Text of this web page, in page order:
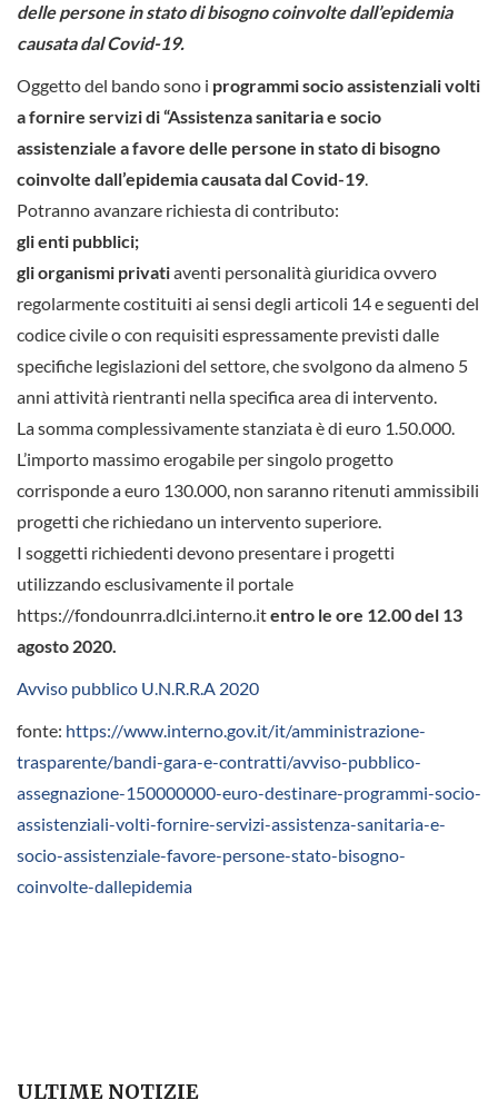
delle persone in stato di bisogno coinvolte dall’epidemia
causata dal Covid-19.
Oggetto del bando sono i programmi socio assistenziali volti
a fornire servizi di “Assistenza sanitaria e socio
assistenziale a favore delle persone in stato di bisogno
coinvolte dall’epidemia causata dal Covid-19.
Potranno avanzare richiesta di contributo:
gli enti pubblici;
gli organismi privatiaventi personalità giuridica ovvero
regolarmente costituiti ai sensi degli articoli 14 e seguenti del
codice civile o con requisiti espressamente previsti dalle
specifiche legislazioni del settore, che svolgono da almeno 5
anni attività rientranti nella specifica area di intervento.
La somma complessivamente stanziata è di euro 1.50.000.
L’importo massimo erogabile per singolo progetto
corrisponde a euro 130.000, non saranno ritenuti ammissibili
progetti che richiedano un intervento superiore.
I soggetti richiedenti devono presentare i progetti
utilizzando esclusivamente il portale
https://fondounrra.dlci.interno.itentro le ore 12.00 del 13
agosto 2020.
Avviso pubblico U.N.R.R.A 2020
fonte: https://www.interno.gov.it/it/amministrazione-
trasparente/bandi-gara-e-contratti/avviso-pubblico-
assegnazione-150000000-euro-destinare-programmi-socio-
assistenziali-volti-fornire-servizi-assistenza-sanitaria-e-
socio-assistenziale-favore-persone-stato-bisogno-
coinvolte-dallepidemia
ULTIME NOTIZIE